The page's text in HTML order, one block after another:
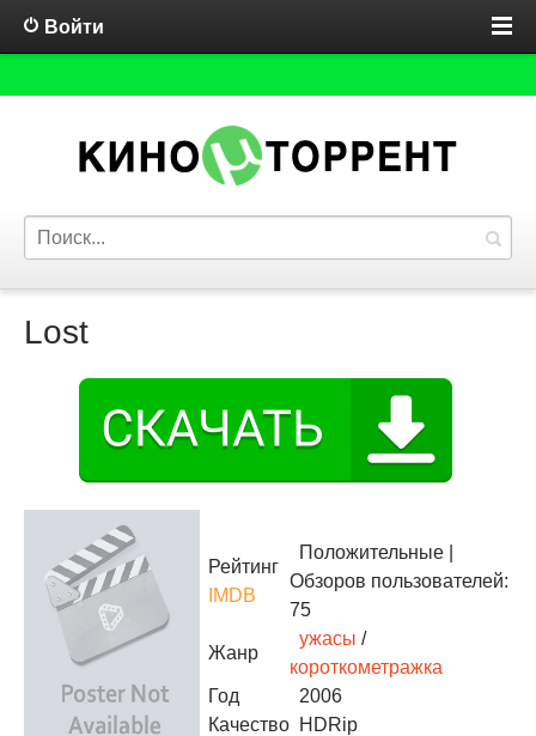
Войти
Lost
Рейтинг
IMDB
Положительные
Обзоров пользователей:
75
Жанр
ужасы /
короткометражка
Год
2006
Качество HDRip